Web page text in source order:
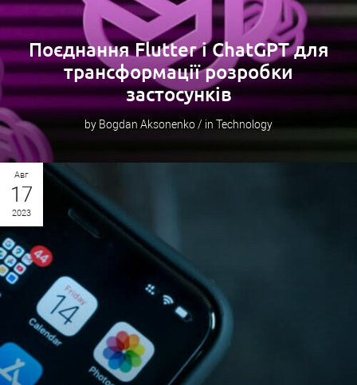
Поєднання Flutter і ChatGPT для
трансформації розробки
застосунків
by Bogdan Aksonenko / in Technology
Авг
17
2023